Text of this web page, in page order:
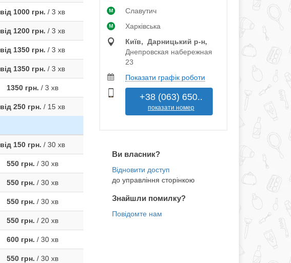
від 1000 грн. / 3 хв
від 1200 грн. / 3 хв
від 1350 грн. / 3 хв
від 1350 грн. / 3 хв
1350 грн. / 3 хв
від 250 грн. / 15 хв
від 150 грн. / 30 хв
550 грн. / 30 хв
550 грн. / 30 хв
550 грн. / 30 хв
550 грн. / 20 хв
600 грн. / 30 хв
550 грн. / 30 хв
M Славутич
M
Харківська
Київ, Дарницький р‑н,
Днепровская набережная
23
Показати графік роботи
+38 (063) 650..
показати номер
Ви власник?
до управління сторінкою
Знайшли помилку?